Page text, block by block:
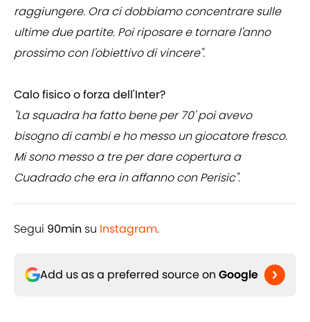
raggiungere. Ora ci dobbiamo concentrare sulle
ultime due partite. Poi riposare e tornare l'anno
prossimo con l'obiettivo di vincere".
Calo fisico o forza dell'Inter?
"La squadra ha fatto bene per 70' poi avevo
bisogno di cambi e ho messo un giocatore fresco.
Mi sono messo a tre per dare copertura a
Cuadrado che era in affanno con Perisic".
Segui 90min su Instagram.
Add us as a preferred source on Google